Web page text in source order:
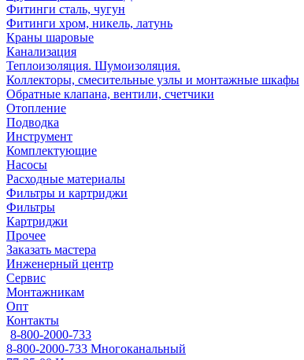
Фитинги сталь, чугун
Фитинги хром, никель, латунь
Краны шаровые
Канализация
Теплоизоляция. Шумоизоляция.
Коллекторы, смесительные узлы и монтажные шкафы
Обратные клапана, вентили, счетчики
Отопление
Подводка
Инструмент
Комплектующие
Насосы
Расходные материалы
Фильтры и картриджи
Фильтры
Картриджи
Прочее
Заказать мастера
Инженерный центр
Сервис
Монтажникам
Опт
Контакты
8-800-2000-733
8-800-2000-733 Многоканальный